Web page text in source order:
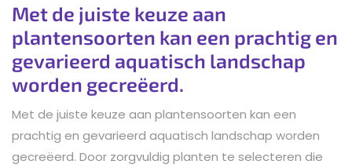
Met de juiste keuze aan
plantensoorten kan een prachtig en
gevarieerd aquatisch landschap
worden gecreëerd.
Met de juiste keuze aan plantensoorten kan een
prachtig en gevarieerd aquatisch landschap worden
gecreëerd. Door zorgvuldig planten te selecteren die